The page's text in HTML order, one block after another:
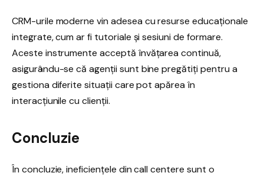
CRM-urile moderne vin adesea cu resurse educaționale
integrate, cum ar fi tutoriale și sesiuni de formare.
Aceste instrumente acceptă învățarea continuă,
asigurându-se că agenții sunt bine pregătiți pentru a
gestiona diferite situații care pot apărea în
interacțiunile cu clienții.
Concluzie
În concluzie, ineficiențele din call centere sunt o